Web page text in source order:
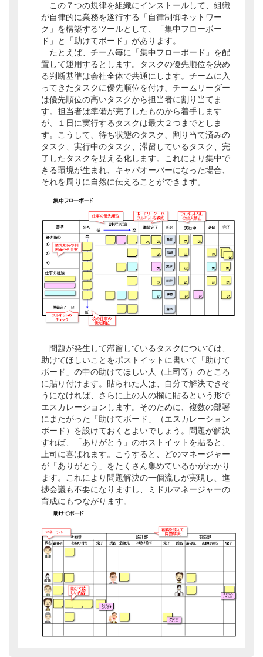
この７つの規律を組織にインストールして、組織
が自律的に業務を遂行する「自律制御ネットワー
ク」を構築するツールとして、「集中フローボー
ド」と「助けてボード」があります。
たとえば、チーム毎に「集中フローボード」を配
置して運用するとします。タスクの優先順位を決め
る判断基準は会社全体で共通にします。チームに入
ってきたタスクに優先順位を付け、チームリーダー
は優先順位の高いタスクから担当者に割り当てま
す。担当者は準備が完了したものから着手します
が、１日に実行するタスクは最大２つまでとしま
す。こうして、待ち状態のタスク、割り当て済みの
タスク、実行中のタスク、滞留しているタスク、完
了したタスクを見える化します。これにより集中で
きる環境が生まれ、キャパオーバーになった場合、
それを周りに自然に伝えることができます。
問題が発生して滞留しているタスクについては、
助けてほしいことをポストイットに書いて「助けて
ボード」の中の助けてほしい人（上司等）のところ
に貼り付けます。貼られた人は、自分で解決できそ
うになければ、さらに上の人の欄に貼るという形で
エスカレーションします。そのために、複数の部署
にまたがった「助けてボード」（エスカレーション
ボード）を設けておくとよいでしょう。問題が解決
すれば、「ありがとう」のポストイットを貼ると、
上司に喜ばれます。こうすると、どのマネージャー
が「ありがとう」をたくさん集めているかがわかり
ます。これにより問題解決の一個流しが実現し、進
捗会議も不要になりますし、ミドルマネージャーの
育成にもつながります。